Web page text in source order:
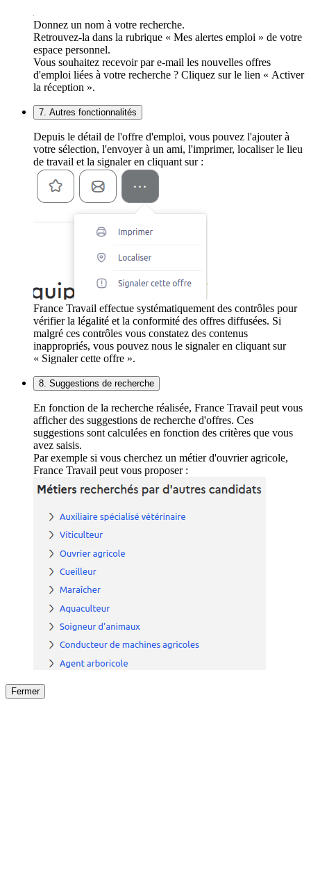
Donnez un nom à votre recherche.
Retrouvez-la dans la rubrique « Mes alertes emploi » de votre
espace personnel.
Vous souhaitez recevoir par e-mail les nouvelles offres
d'emploi liées à votre recherche ? Cliquez sur le lien « Activer
la réception ».
7. Autres fonctionnalités
Depuis le détail de l'offre d'emploi, vous pouvez l'ajouter à
votre sélection, l'envoyer à un ami, l'imprimer, localiser le lieu
de travail et la signaler en cliquant sur :
France Travail effectue systématiquement des contrôles pour
vérifier la légalité et la conformité des offres diffusées. Si
malgré ces contrôles vous constatez des contenus
inappropriés, vous pouvez nous le signaler en cliquant sur
« Signaler cette offre ».
8. Suggestions de recherche
En fonction de la recherche réalisée, France Travail peut vous
afficher des suggestions de recherche d'offres. Ces
suggestions sont calculées en fonction des critères que vous
avez saisis.
Par exemple si vous cherchez un métier d'ouvrier agricole,
France Travail peut vous proposer :
Fermer